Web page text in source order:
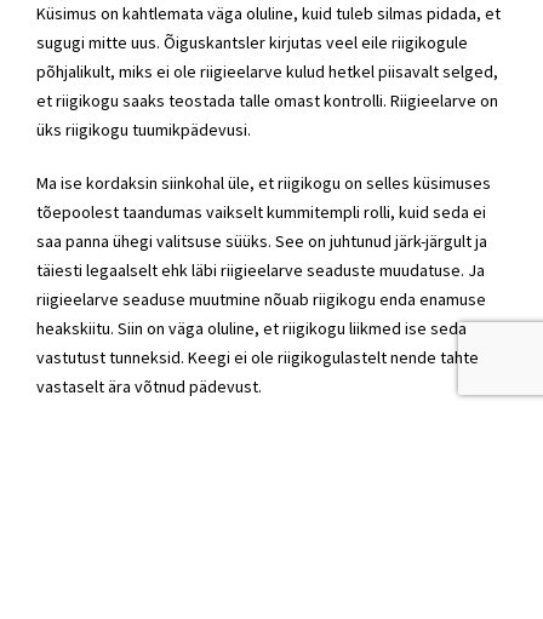
Küsimus on kahtlemata väga oluline, kuid tuleb silmas pidada, et
sugugi mitte uus. Õiguskantsler kirjutas veel eile riigikogule
põhjalikult, miks ei ole riigieelarve kulud hetkel piisavalt selged,
et riigikogu saaks teostada talle omast kontrolli. Riigieelarve on
üks riigikogu tuumikpädevusi.
Ma ise kordaksin siinkohal üle, et riigikogu on selles küsimuses
tõepoolest taandumas vaikselt kummitempli rolli, kuid seda ei
saa panna ühegi valitsuse süüks. See on juhtunud järk-järgult ja
täiesti legaalselt ehk läbi riigieelarve seaduste muudatuse. Ja
riigieelarve seaduse muutmine nõuab riigikogu enda enamuse
heakskiitu. Siin on väga oluline, et riigikogu liikmed ise seda
vastutust tunneksid. Keegi ei ole riigikogulastelt nende tahte
vastaselt ära võtnud pädevust.